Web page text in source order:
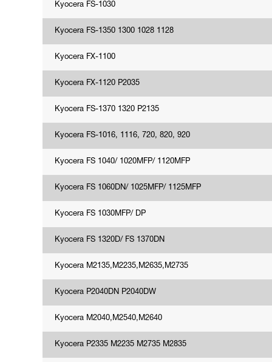
Kyocera FS-1030
Kyocera FS-1350 1300 1028 1128
Kyocera FX-1100
Kyocera FX-1120 P2035
Kyocera FS-1370 1320 P2135
Kyocera FS-1016, 1116, 720, 820, 920
Kyocera FS 1040/ 1020MFP/ 1120MFP
Kyocera FS 1060DN/ 1025MFP/ 1125MFP
Kyocera FS 1030MFP/ DP
Kyocera FS 1320D/ FS 1370DN
Kyocera M2135,M2235,M2635,M2735
Kyocera P2040DN P2040DW
Kyocera M2040,M2540,M2640
Kyocera P2335 M2235 M2735 M2835